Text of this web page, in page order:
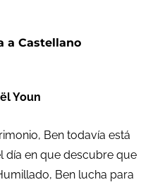
a Castellano
Youn
Ben todavía está
día en que descubre que
Ben lucha para